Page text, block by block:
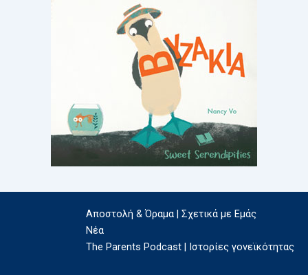
Αποστολή & Όραμα | Σχετικά με Εμάς
Νέα
The Parents Podcast | Ιστορίες γονεϊκότητας